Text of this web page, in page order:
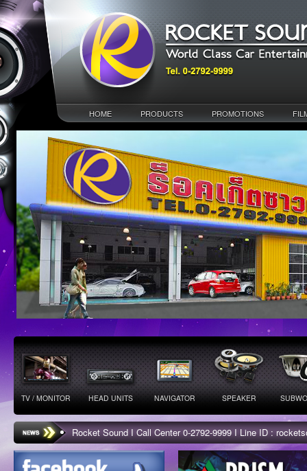
HOME PRODUCTS PROMOTIONS
TV / MONITOR HEAD UNITS NAVIGATOR SPEAKER
Rocket Sound I Call Center 0-2792-9999 I Line ID :